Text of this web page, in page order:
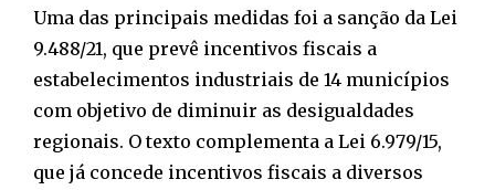
Uma das principais medidas foi a sanção da Lei
9.488/21, que prevê incentivos fiscais a
estabelecimentos industriais de 14 municípios
com objetivo de diminuir as desigualdades
regionais. O texto complementa a Lei 6.979/15,
que já concede incentivos fiscais a diversos